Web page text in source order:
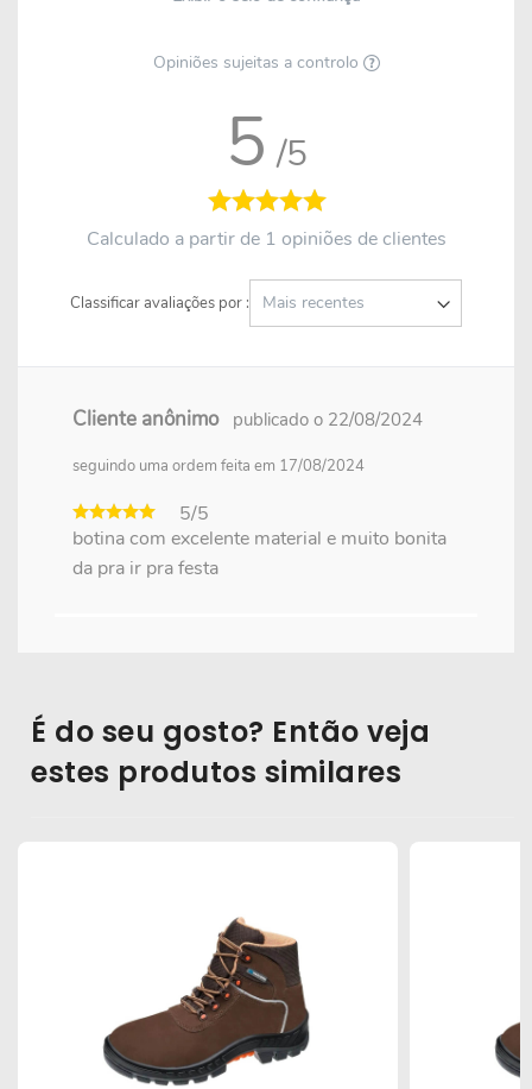
Opiniões sujeitas a controlo
5 /5
Calculado a partir de 1 opiniões de clientes
Classificar avaliações por :
Cliente anônimo publicado o 22/08/2024
seguindo uma ordem feita em 17/08/2024
5/5
botina com excelente material e muito bonita
da pra ir pra festa
É do seu gosto? Então veja
estes produtos similares